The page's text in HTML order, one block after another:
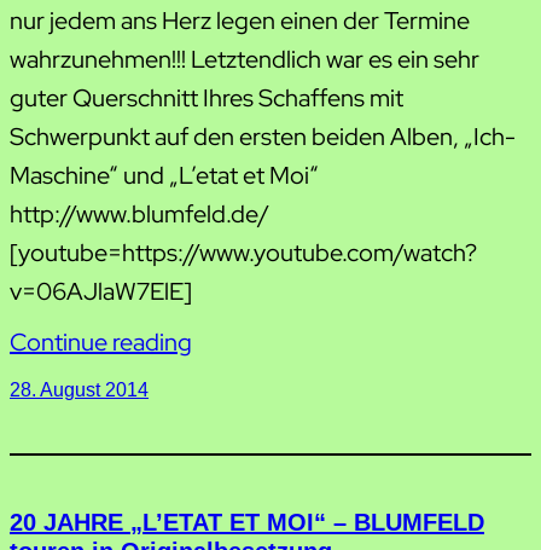
nur jedem ans Herz legen einen der Termine
wahrzunehmen!!! Letztendlich war es ein sehr
guter Querschnitt Ihres Schaffens mit
Schwerpunkt auf den ersten beiden Alben, „Ich-
Maschine“ und „L’etat et Moi“
http://www.blumfeld.de/
[youtube=https://www.youtube.com/watch?
v=06AJlaW7ElE]
Continue reading
28. August 2014
20 JAHRE „L’ETAT ET MOI“ – BLUMFELD